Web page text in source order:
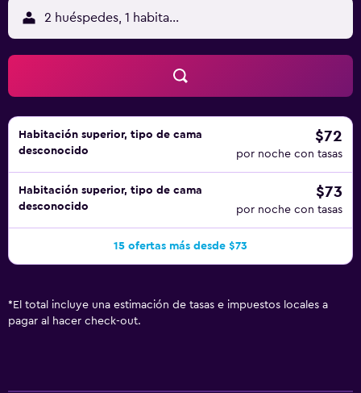
2 huéspedes, 1 habitación
Habitación superior, tipo de cama
desconocido
$72
por noche con tasas
Habitación superior, tipo de cama
desconocido
$73
por noche con tasas
15 ofertas más desde $73
* El total incluye una estimación de tasas e impuestos locales a
pagar al hacer check-out.